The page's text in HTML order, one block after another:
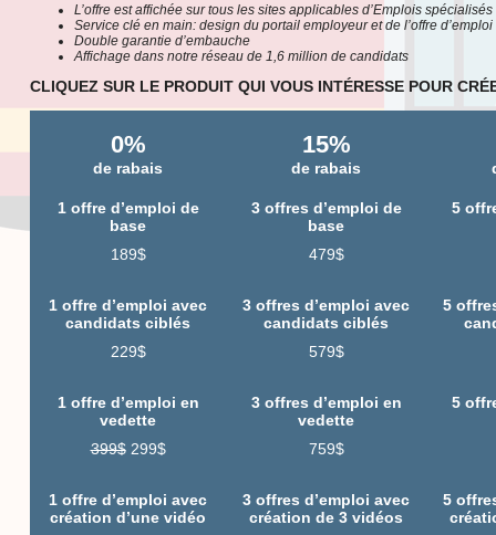
L’offre est affichée sur tous les sites applicables d’Emplois spécialisés
Service clé en main: design du portail employeur et de l’offre
Double garantie d’embauche
Affichage dans notre réseau de 1,6 million de candidats
CLIQUEZ SUR LE PRODUIT QUI VOUS INTÉRESSE POUR
0%
de rabais
15%
de rabais
1 offre d’emploi de
base
189$
3 offres d’emploi de
base
479$
5
1 offre d’emploi avec
candidats ciblés
229$
3 offres d’emploi avec
candidats ciblés
579$
5
1 offre d’emploi en
vedette
399$299$
3 offres d’emploi en
vedette
759$
5
1 offre d’emploi avec
création d’une vidéo
3 offres d’emploi avec
création de 3 vidéos
5